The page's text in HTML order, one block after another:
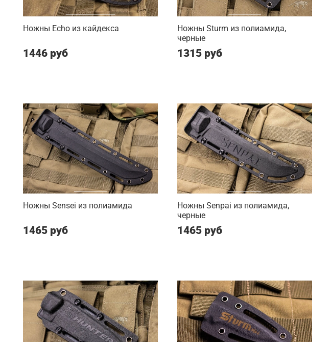
Ножны Echo из кайдекса
1446 руб
Ножны Sturm из полиамида,
черные
1315 руб
Ножны Sensei из полиамида
1465 руб
Ножны Senpai из полиамида,
черные
1465 руб